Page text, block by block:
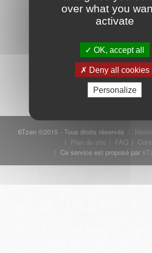
Mot de passe oublié ? Je
Connexion
6Tzen ©2015 - Tous droits réservés
Plan du site
FAQ
Ce service est proposé par
over what you
activate
OK, accept all
Deny all cookies
Personalize